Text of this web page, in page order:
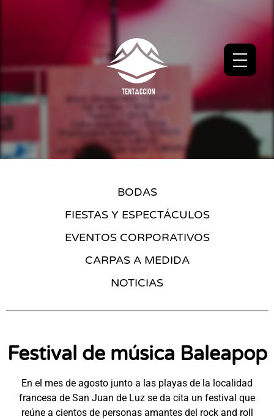
BODAS
FIESTAS Y ESPECTÁCULOS
EVENTOS CORPORATIVOS
CARPAS A MEDIDA
NOTICIAS
Festival de música Baleapop
En el mes de agosto junto a las playas de la localidad
francesa de San Juan de Luz se da cita un festival que
reúne a cientos de personas amantes del rock and roll